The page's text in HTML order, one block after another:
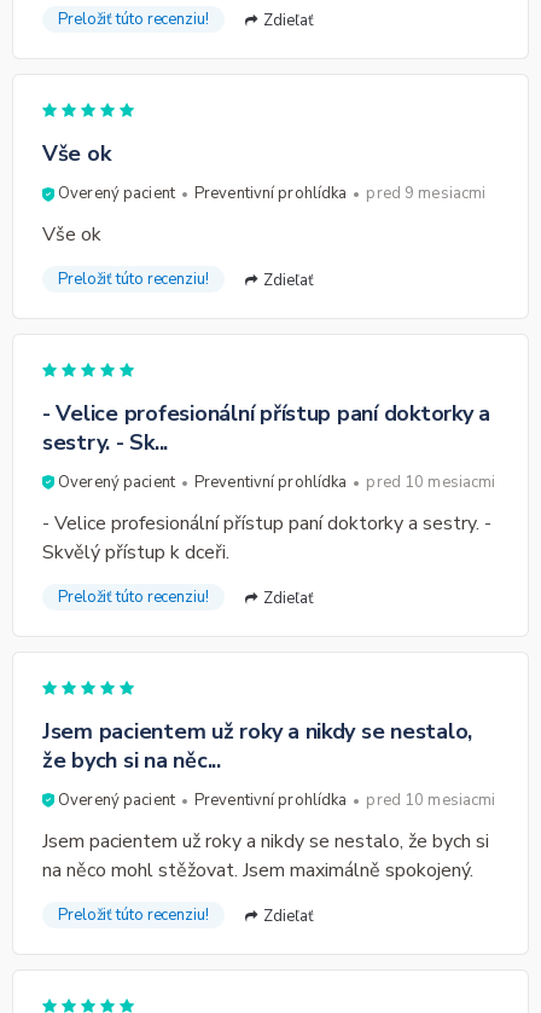
Preložiť túto recenziu! Zdieľať
Vše ok
Overený pacient Preventivní prohlídka pred 9 mesiacmi
Vše ok
Preložiť túto recenziu! Zdieľať
- Velice profesionální přístup paní doktorky a
sestry. - Sk...
Overený pacient Preventivní prohlídka pred 10 mesiacmi
- Velice profesionální přístup paní doktorky a sestry. -
Skvělý přístup k dceři.
Preložiť túto recenziu! Zdieľať
Jsem pacientem už roky a nikdy se nestalo,
že bych si na něc...
Overený pacient Preventivní prohlídka pred 10 mesiacmi
Jsem pacientem už roky a nikdy se nestalo, že bych si
na něco mohl stěžovat. Jsem maximálně spokojený.
Preložiť túto recenziu! Zdieľať